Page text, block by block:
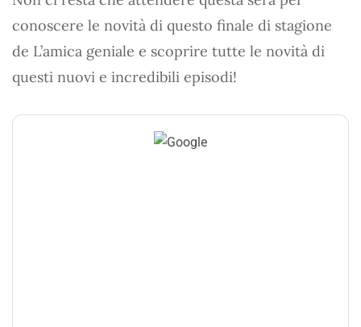
conoscere le novità di questo finale di stagione
de L’amica geniale e scoprire tutte le novità di
questi nuovi e incredibili episodi!